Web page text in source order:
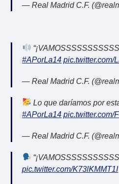
— Real Madrid C.F.
#APorLa14 pic.twitter.com/
— Real Madrid C.F.
Lo que daríamos por
#APorLa14 pic.twitter.com/
— Real Madrid C.F.
pic.twitter.com/K73lKMMT1I